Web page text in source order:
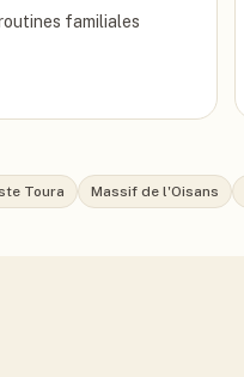
familiales
Toura Massif de l'Oisans